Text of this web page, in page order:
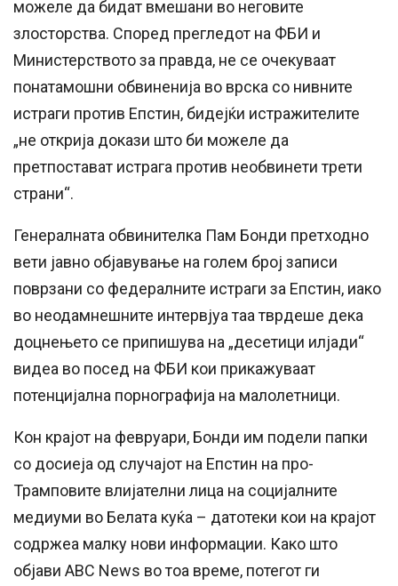
можеле да бидат вмешани во неговите
злосторства. Според прегледот на ФБИ и
Министерството за правда, не се очекуваат
понатамошни обвиненија во врска со нивните
истраги против Епстин, бидејќи истражителите
„не открија докази што би можеле да
претпостават истрага против необвинети трети
страни“.
Генералната обвинителка Пам Бонди претходно
вети јавно објавување на голем број записи
поврзани со федералните истраги за Епстин, иако
во неодамнешните интервјуа таа тврдеше дека
доцнењето се припишува на „десетици илјади“
видеа во посед на ФБИ кои прикажуваат
потенцијална порнографија на малолетници.
Кон крајот на февруари, Бонди им подели папки
со досиеја од случајот на Епстин на про-
Трамповите влијателни лица на социјалните
медиуми во Белата куќа – датотеки кои на крајот
содржеа малку нови информации. Како што
објави ABC News во тоа време, потегот ги